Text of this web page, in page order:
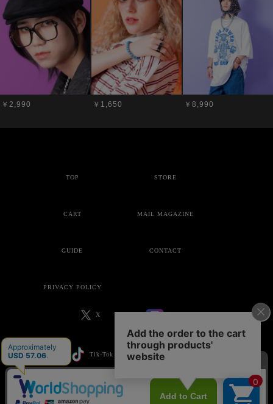
￥2,990 ￥1,650 ￥8,990
TOP STORE
CART MAIL MAGAZINE
GUIDE CONTACT
PRIVACY POLICY
X
Tik-Tok